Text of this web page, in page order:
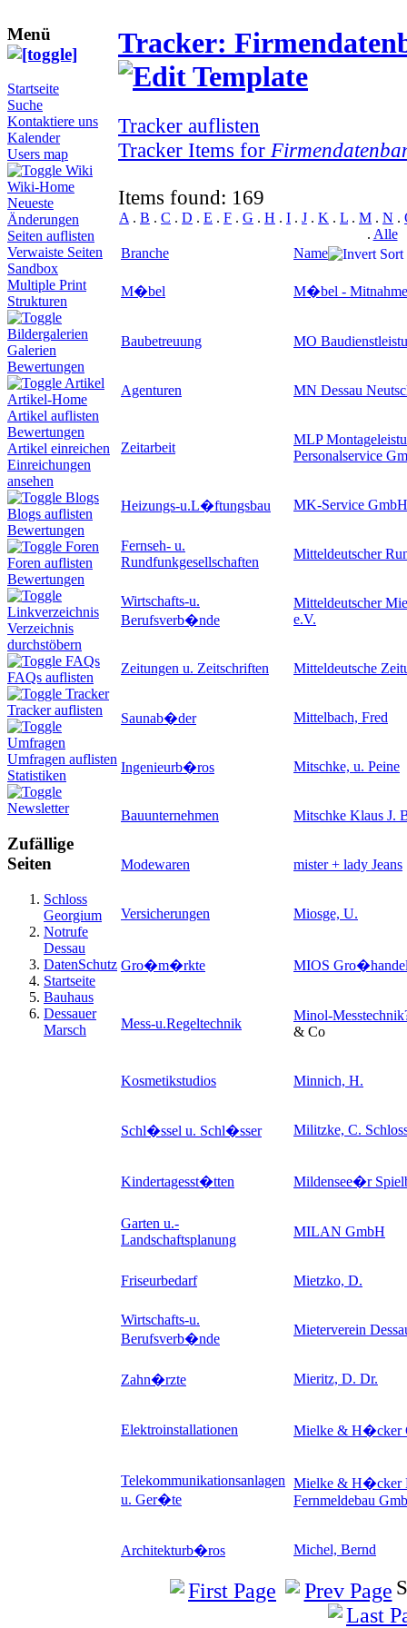
Menü
Startseite
Suche
Kontaktiere uns
Kalender
Users map
Wiki
Wiki-Home
Neueste
Änderungen
Seiten auflisten
Verwaiste Seiten
Sandbox
Multiple Print
Strukturen
Bildergalerien
Galerien
Bewertungen
Artikel
Artikel-Home
Artikel auflisten
Bewertungen
Artikel einreichen
Einreichungen
ansehen
Blogs
Blogs auflisten
Bewertungen
Foren
Foren auflisten
Bewertungen
Linkverzeichnis
Verzeichnis
durchstöbern
FAQs
FAQs auflisten
Tracker
Tracker auflisten
Umfragen
Umfragen auflisten
Statistiken
Newsletter
Zufällige
Seiten
Schloss
Georgium
Notrufe
Dessau
DatenSchutz
Startseite
Bauhaus
Dessauer
Marsch
Tracker:
Tracker auflisten
Tracker Items for
Items found: 169
A . B . C . D . E . F . G . H . I . J . K . L . M . N .
. Alle
Branche
Name
M�bel M�bel -
Baubetreuung MO
Agenturen MN Dessau
Zeitarbeit
MLP
Personalservice
Heizungs-u.L�ftungsbau MK-Service GmbH
Fernseh- u.
Rundfunkgesellschaften
Mitteldeutscher
Wirtschafts-u.
Berufsverb�nde
Mitteldeutscher
e.V.
Zeitungen u. Zeitschriften Mitteldeutsche
Saunab�der Mittelbach, Fred
Ingenieurb�ros Mitschke, u. Peine
Bauunternehmen Mitschke Klaus J.
Modewaren mister + lady Jeans
Versicherungen Miosge, U.
Gro�m�rkte MIOS
Mess-u.Regeltechnik
Minol-Messtechnik
& Co
Kosmetikstudios Minnich, H.
Schl�ssel u. Schl�sser Militzke, C.
Kindertagesst�tten Mildensee�r
Garten u.-
Landschaftsplanung
MILAN GmbH
Friseurbedarf Mietzko, D.
Wirtschafts-u.
Berufsverb�nde
Mieterverein
Zahn�rzte Mieritz, D. Dr.
Elektroinstallationen Mielke & H�cker
Telekommunikationsanlagen
u. Ger�te
Mielke & H�cker
Fernmeldebau
Architekturb�ros Michel, Bernd